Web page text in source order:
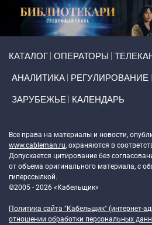
КАТАЛОГ ОПЕРАТОРЫ
АНАЛИТИКА РЕГУЛИРОВАНИЕ
ЗАРУБЕЖЬЕ КАЛЕНДАРЬ
Все права на материалы и новости,
www.cableman.ru, охраняются в
Допускается цитирование без
от объема оригинального материала, с
гиперссылкой.
©2005 - 2026 «Кабельщик»
Политика сайта "Кабельщик" (интернет-
отношении обработки персональных